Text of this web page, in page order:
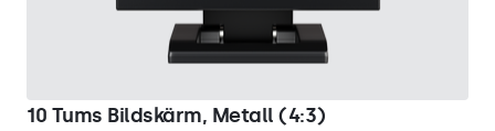
10 Tums Bildskärm, Metall (4:3)